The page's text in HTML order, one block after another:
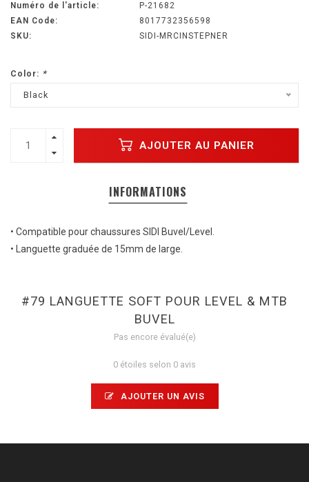
Numéro de l'article:
P-21682
EAN Code:
8017732356598
SKU:
SIDI-MRCINSTEPNER
Color: *
Black
AJOUTER AU PANIER
INFORMATIONS
• Compatible pour chaussures SIDI Buvel/Level.
• Languette graduée de 15mm de large.
#79 LANGUETTE SOFT POUR LEVEL & MTB
BUVEL
Pas encore évalué(e)
0 étoiles selon 0 avis
AJOUTER UN AVIS